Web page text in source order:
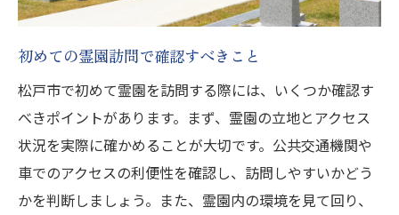
初めての霊園訪問で確認すべきこと
松戸市で初めて霊園を訪問する際には、いくつか確認す
べきポイントがあります。まず、霊園の立地とアクセス
状況を実際に確かめることが大切です。公共交通機関や
車でのアクセスの利便性を確認し、訪問しやすいかどう
かを判断しましょう。また、霊園内の環境を見て回り、